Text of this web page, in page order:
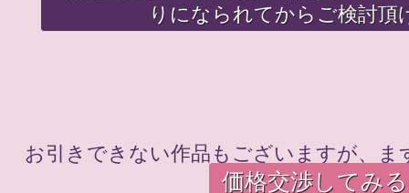
りになられてからご検討頂
お引きできない作品もございますが、
価格交渉してみる